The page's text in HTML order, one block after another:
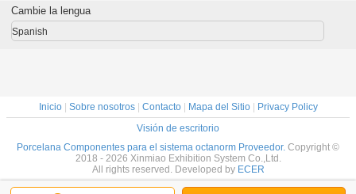
Cambie la lengua
Spanish
Inicio| Sobre nosotros| Contacto| Mapa del Sitio|
Privacy Policy
Visión de escritorio
Porcelana Componentes para el sistema octanorm Proveedor. Copyright ©
2018 - 2026 Xinmiao Exhibition System Co.,Ltd.
All rights reserved. Developed by ECER